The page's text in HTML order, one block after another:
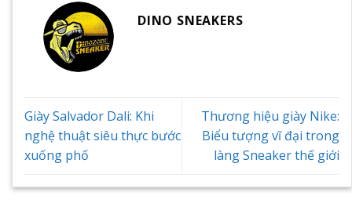
DINO SNEAKERS
Giày Salvador Dali: Khi
nghệ thuật siêu thực bước
xuống phố
Thương hiệu giày Nike:
Biểu tượng vĩ đại trong
làng Sneaker thế giới